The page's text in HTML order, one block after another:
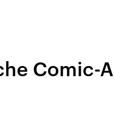
und
Comic-